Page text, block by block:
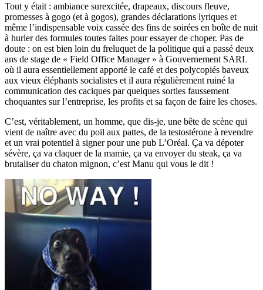
Tout y était : ambiance surexcitée, drapeaux, discours fleuve,
promesses à gogo (et à gogos), grandes déclarations lyriques et
même l’indispensable voix cassée des fins de soirées en boîte de nuit
à hurler des formules toutes faites pour essayer de choper. Pas de
doute : on est bien loin du freluquet de la politique qui a passé deux
ans de stage de « Field Office Manager » à Gouvernement SARL
où il aura essentiellement apporté le café et des polycopiés baveux
aux vieux éléphants socialistes et il aura régulièrement ruiné la
communication des caciques par quelques sorties faussement
choquantes sur l’entreprise, les profits et sa façon de faire les choses.
C’est, véritablement, un homme, que dis-je, une bête de scène qui
vient de naître avec du poil aux pattes, de la testostérone à revendre
et un vrai potentiel à signer pour une pub L’Oréal. Ça va dépoter
sévère, ça va claquer de la mamie, ça va envoyer du steak, ça va
brutaliser du chaton mignon, c’est Manu qui vous le dit !